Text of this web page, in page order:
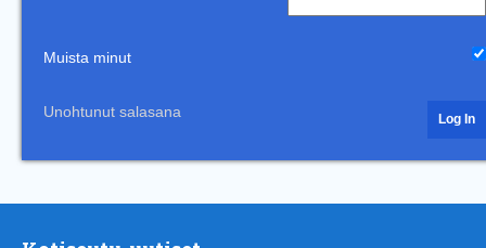
Muista minut
Unohtunut salasana